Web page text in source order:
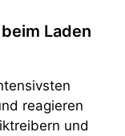
Laden
reagieren
und